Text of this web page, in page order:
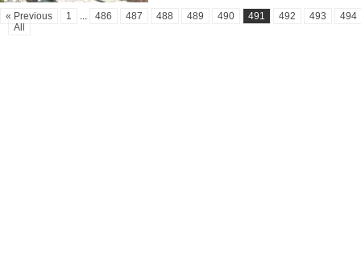
« Previous 1 ... 486 487 488 489 490 491 492 493
494
All